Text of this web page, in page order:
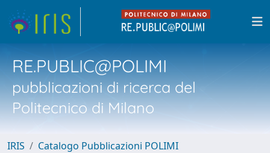
RE.PUBLIC@POLIMI
pubblicazioni di ricerca del
Politecnico di Milano
IRIS
Catalogo Pubblicazioni POLIMI